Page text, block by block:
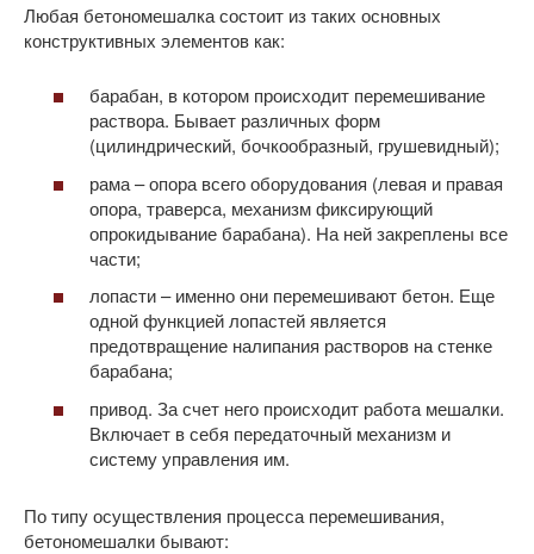
Любая бетономешалка состоит из таких основных
конструктивных элементов как:
барабан, в котором происходит перемешивание
раствора. Бывает различных форм
(цилиндрический, бочкообразный, грушевидный);
рама – опора всего оборудования (левая и правая
опора, траверса, механизм фиксирующий
опрокидывание барабана). На ней закреплены все
части;
лопасти – именно они перемешивают бетон. Еще
одной функцией лопастей является
предотвращение налипания растворов на стенке
барабана;
привод. За счет него происходит работа мешалки.
Включает в себя передаточный механизм и
систему управления им.
По типу осуществления процесса перемешивания,
бетономешалки бывают: